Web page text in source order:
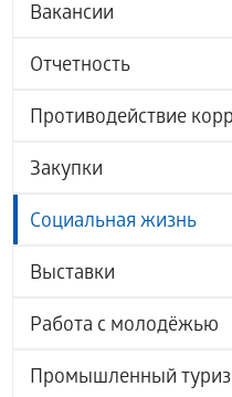
Вакансии
Отчетность
Противодействие
Закупки
Социальная жизнь
Выставки
Работа с молодёжью
Промышленный